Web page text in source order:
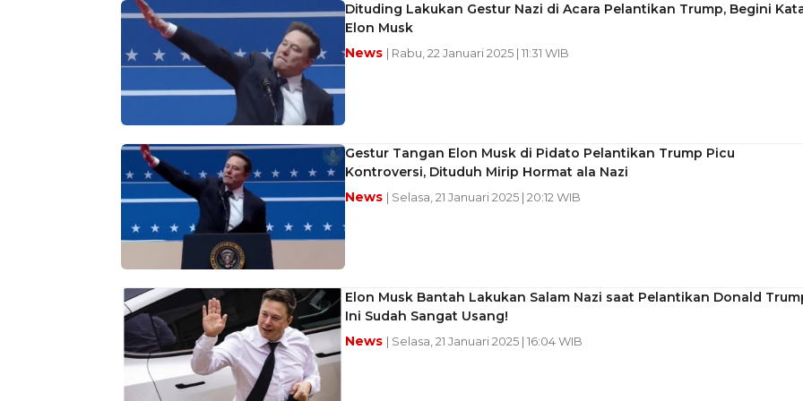
Dituding Lakukan Gestur Nazi di Acara Pelantikan Trump, Begini
Elon Musk
News | Rabu, 22 Januari 2025 | 11:31 WIB
Gestur Tangan Elon Musk di Pidato Pelantikan Trump Picu
Kontroversi, Dituduh Mirip Hormat ala Nazi
News | Selasa, 21 Januari 2025 | 20:12 WIB
Elon Musk Bantah Lakukan Salam Nazi saat Pelantikan Donald
Ini Sudah Sangat Usang!
News | Selasa, 21 Januari 2025 | 16:04 WIB